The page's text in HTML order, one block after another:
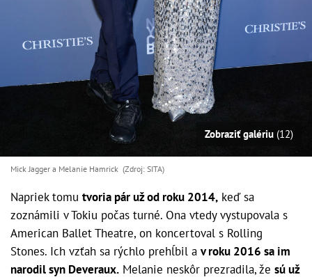
Zobraziť galériu (12)
Mick Jagger a Melanie Hamrick (Zdroj: SITA)
Napriek tomu tvoria pár už od roku 2014, keď sa
zoznámili v Tokiu počas turné. Ona vtedy vystupovala s
American Ballet Theatre, on koncertoval s Rolling
Stones. Ich vzťah sa rýchlo prehĺbil a v roku 2016 sa im
narodil syn Deveraux. Melanie neskôr prezradila, že sú už